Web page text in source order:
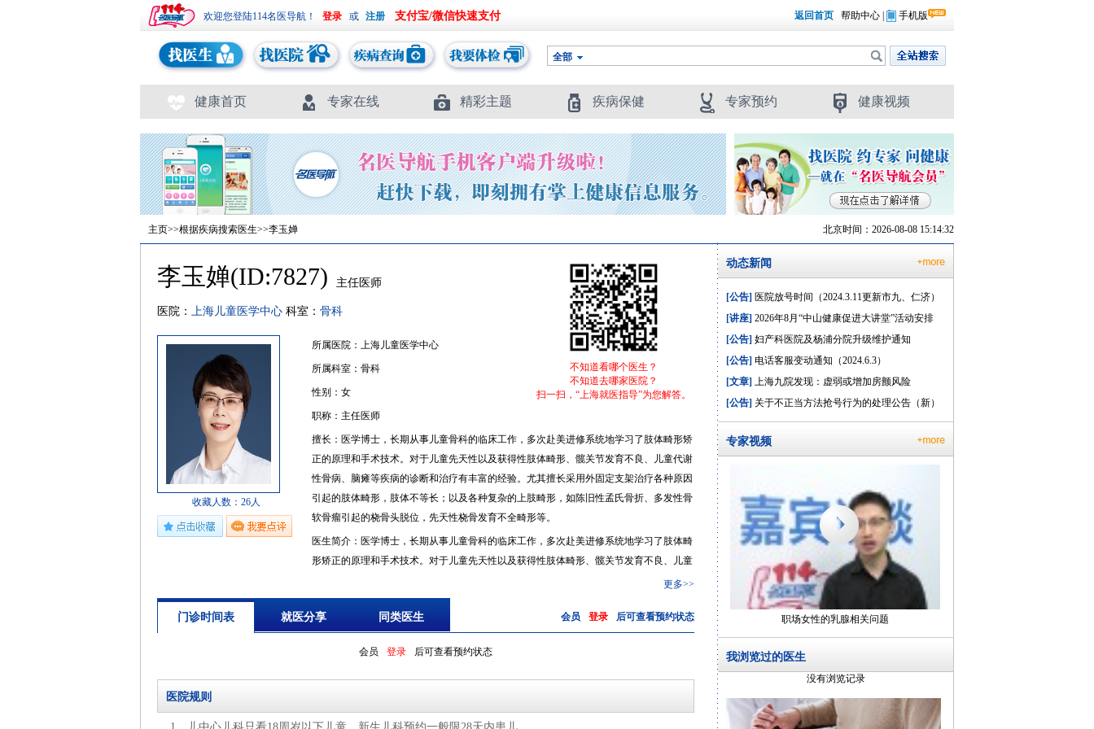
欢迎您登陆114名医导航！ 或 支付宝/微信快速支付 返回首页 帮助中心 手机版
全部
健康首页 专家在线 精彩主题 疾病保健 专家预约 健康视频
主页>>根据疾病搜索医生>>李玉婵 北京时间：2026-08-08 15:14:33
不知道看哪个医生？
不知道去哪家医院？
扫一扫，“上海就医指导”为您解答。
李玉婵(ID:7827) 主任医师
医院： 上海儿童医学中心 科室： 骨科
收藏人数：26人
所属医院：上海儿童医学中心
所属科室：骨科
性别：女
职称：主任医师
擅长：医学博士，长期从事儿童骨科的临床工作，多次赴美进修系统地学习了肢体畸形矫
正的原理和手术技术。对于儿童先天性以及获得性肢体畸形、髋关节发育不良、儿童代谢
性骨病、脑瘫等疾病的诊断和治疗有丰富的经验。尤其擅长采用外固定支架治疗各种原因
引起的肢体畸形，肢体不等长；以及各种复杂的上肢畸形，如陈旧性孟氏骨折、多发性骨
软骨瘤引起的桡骨头脱位，先天性桡骨发育不全畸形等。
医生简介：医学博士，长期从事儿童骨科的临床工作，多次赴美进修系统地学习了肢体畸
形矫正的原理和手术技术。对于儿童先天性以及获得性肢体畸形、髋关节发育不良、儿童
代谢性骨病、脑瘫等疾病的诊断和治疗有丰富的经验。尤其擅长采用外固定支架治疗各种
原因引起的肢体畸形，肢体不等长；以及各种复杂的上肢畸形，如陈旧性孟氏骨折、多发
性骨软骨瘤引起的桡骨头脱位，先天性桡骨发育不全畸形等。
更多>>
门诊时间表 就医分享 同类医生 会员 登录 后可查看预约状态
会员 登录 后可查看预约状态
医院规则
动态新闻
[公告] 医院放号时间（2024.3.11更新市九、仁济）
[讲座] 2026年8月“中山健康促进大讲堂”活动安排
[公告] 妇产科医院及杨浦分院升级维护通知
[公告] 电话客服变动通知（2024.6.3）
[文章] 上海九院发现：虚弱或增加房颤风险
[公告] 关于不正当方法抢号行为的处理公告（新）
专家视频
职场女性的乳腺相关问题
我浏览过的医生
没有浏览记录